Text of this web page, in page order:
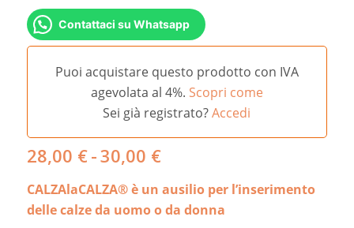
Contattaci su Whatsapp
Puoi acquistare questo prodotto con IVA
agevolata al 4%. Scopri come
Sei già registrato?Accedi
28,00 €-30,00 €Fascia
prezzo:
da
CALZAlaCALZA® è un ausilio per l’inserimento
delle calze da uomo o da donna